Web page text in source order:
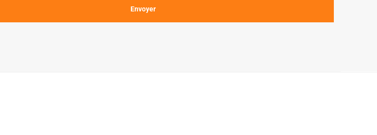
Envoyer